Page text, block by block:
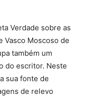
Verdade sobre as
Vasco Moscoso de
também um
do escritor. Neste
sua fonte de
de relevo